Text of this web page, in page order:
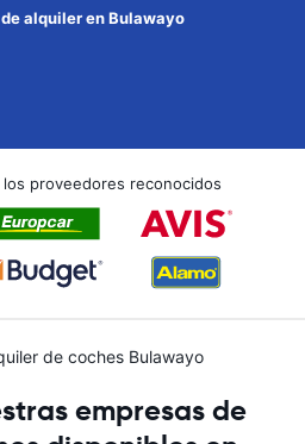
alquiler en Bulawayo
proveedores reconocidos
de coches Bulawayo
empresas de